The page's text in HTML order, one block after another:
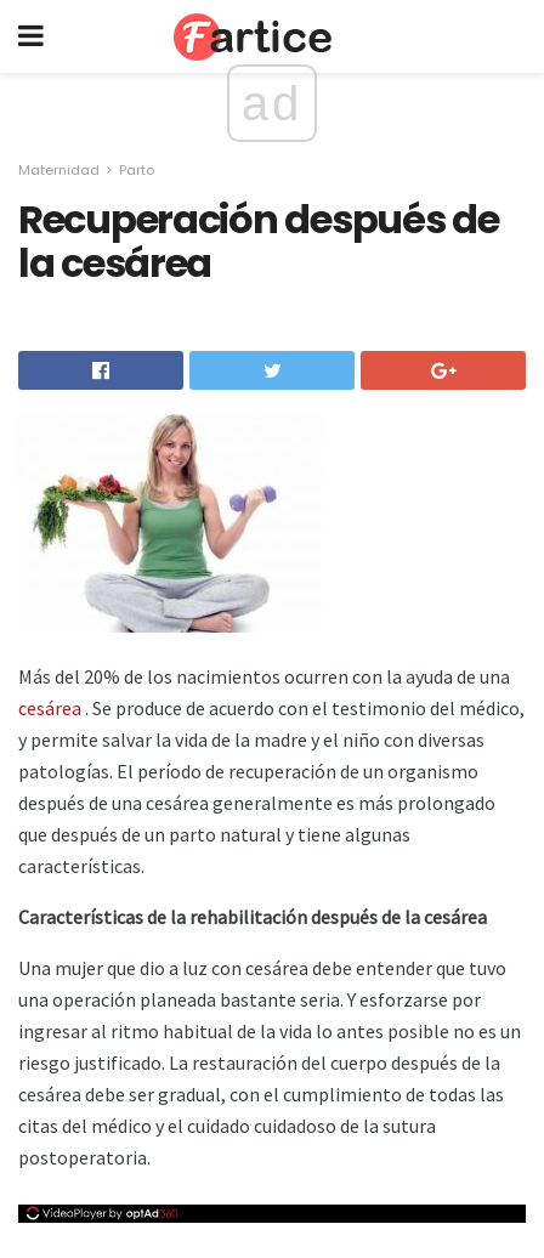
ad
Maternidad Parto
Recuperación después de
la cesárea
Más del 20% de los nacimientos ocurren con la ayuda de una
cesárea . Se produce de acuerdo con el testimonio del médico,
y permite salvar la vida de la madre y el niño con diversas
patologías. El período de recuperación de un organismo
después de una cesárea generalmente es más prolongado
que después de un parto natural y tiene algunas
características.
Características de la rehabilitación después de la cesárea
Una mujer que dio a luz con cesárea debe entender que tuvo
una operación planeada bastante seria. Y esforzarse por
ingresar al ritmo habitual de la vida lo antes posible no es un
riesgo justificado. La restauración del cuerpo después de la
cesárea debe ser gradual, con el cumplimiento de todas las
citas del médico y el cuidado cuidadoso de la sutura
postoperatoria.